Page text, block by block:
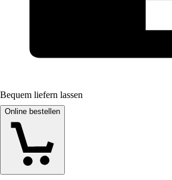
Bequem liefern lassen
Online bestellen